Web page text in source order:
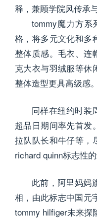
释，兼顾学院风传承
tommy魔力方
格，将多元文化和多
整体质感。毛衣、连
克大衣与羽绒服等休
整体造型更具高级感。
同样在纽约时装
超品日期间率先首发
拉队队长和牛仔等，
richard quinn标志性
此前，阿里妈妈
相，由此标志中国元
tommy hilfiger未来探